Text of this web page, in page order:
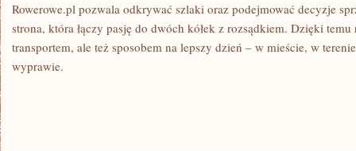
Rowerowe.pl pozwala odkrywać szlaki oraz podejmować decyzje
strona, która łączy pasję do dwóch kółek z rozsądkiem. Dzięki
transportem, ale też sposobem na lepszy dzień – w mieście, w
wyprawie.